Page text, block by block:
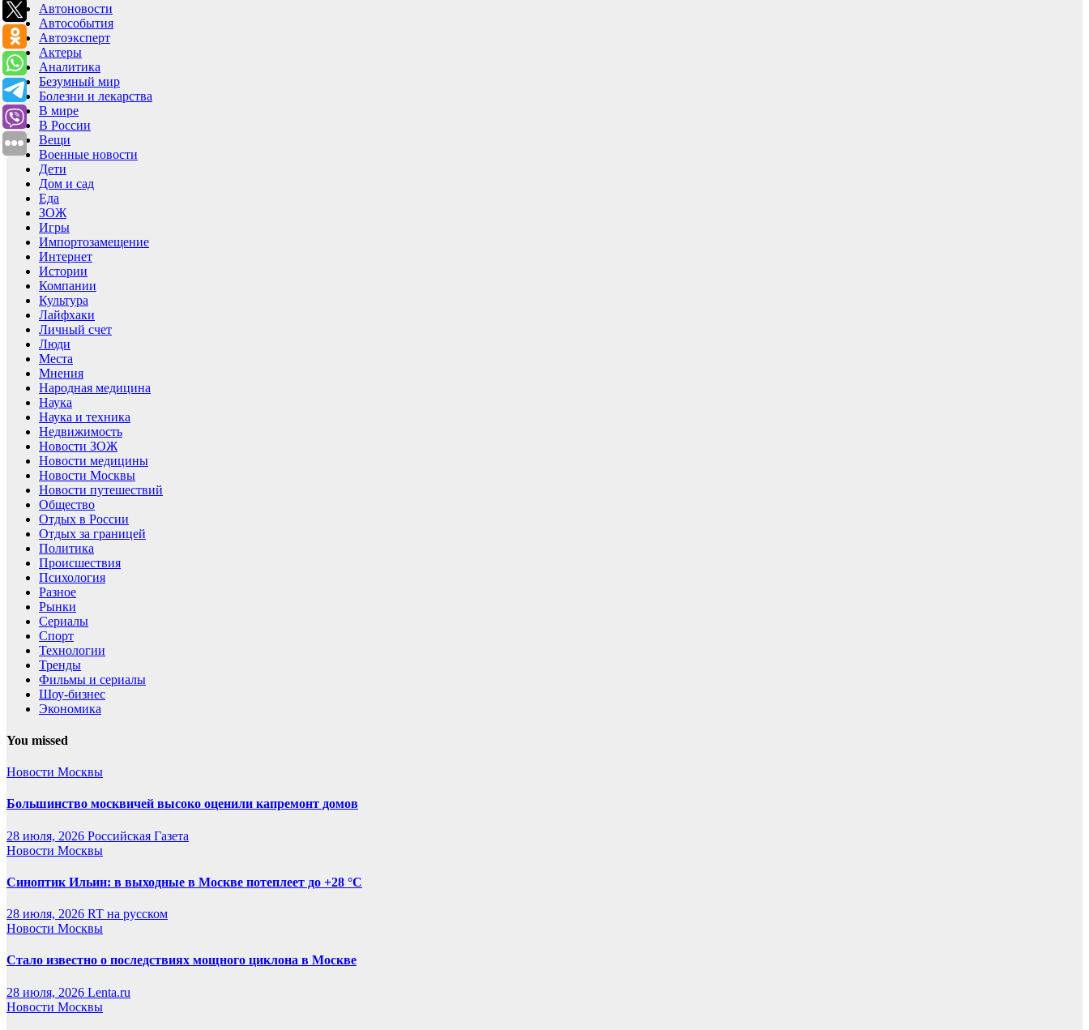
Автоновости
Автособытия
Автоэксперт
Актеры
Аналитика
Безумный мир
Болезни и лекарства
В мире
В России
Вещи
Военные новости
Дети
Дом и сад
Еда
ЗОЖ
Игры
Импортозамещение
Интернет
Истории
Компании
Культура
Лайфхаки
Личный счет
Люди
Места
Мнения
Народная медицина
Наука
Наука и техника
Недвижимость
Новости ЗОЖ
Новости медицины
Новости Москвы
Новости путешествий
Общество
Отдых в России
Отдых за границей
Политика
Происшествия
Психология
Разное
Рынки
Сериалы
Спорт
Технологии
Тренды
Фильмы и сериалы
Шоу-бизнес
Экономика
You missed
Новости Москвы
Большинство москвичей высоко оценили капремонт домов
28 июля, 2026 Российская Газета
Новости Москвы
Синоптик Ильин: в выходные в Москве потеплеет до +28 °C
28 июля, 2026 RT на русском
Новости Москвы
Стало известно о последствиях мощного циклона в Москве
28 июля, 2026 Lenta.ru
Новости Москвы